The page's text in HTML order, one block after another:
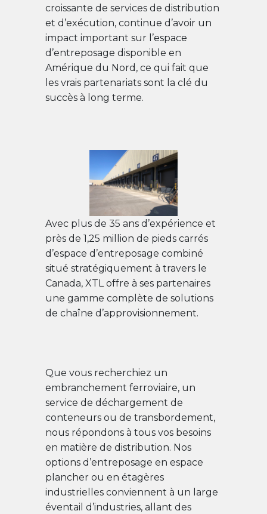
croissante de services de distribution
et d’exécution, continue d’avoir un
impact important sur l’espace
d’entreposage disponible en
Amérique du Nord, ce qui fait que
les vrais partenariats sont la clé du
succès à long terme.
Avec plus de 35 ans d’expérience et
près de 1,25 million de pieds carrés
d’espace d’entreposage combiné
situé stratégiquement à travers le
Canada, XTL offre à ses partenaires
une gamme complète de solutions
de chaîne d’approvisionnement.
Que vous recherchiez un
embranchement ferroviaire, un
service de déchargement de
conteneurs ou de transbordement,
nous répondons à tous vos besoins
en matière de distribution. Nos
options d’entreposage en espace
plancher ou en étagères
industrielles conviennent à un large
éventail d’industries, allant des